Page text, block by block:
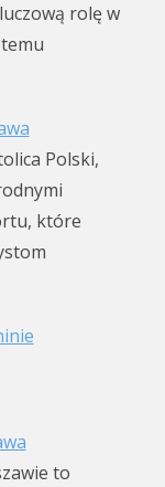
rolę w
Polski,
które
to